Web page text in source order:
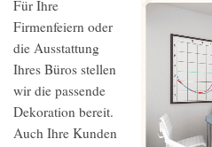
Für Ihre
Firmenfeiern oder
die Ausstattung
Ihres Büros stellen
wir die passende
Dekoration bereit.
Auch Ihre Kunden